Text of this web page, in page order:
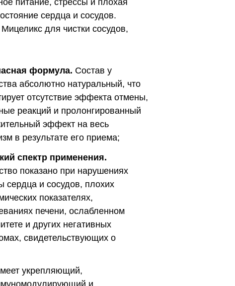
сердца и сосудов.
для чистки сосудов,
формула. Состав у
абсолютно натуральный, что
отсутствие эффекта отмены,
реакций и пролонгированный
эффект на весь
в результате его приема;
спектр применения.
показано при нарушениях
сердца и сосудов, плохих
показателях,
печени, ослабленном
и других негативных
свидетельствующих о
укрепляющий,